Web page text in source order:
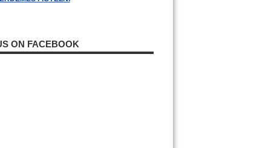
ON FACEBOOK